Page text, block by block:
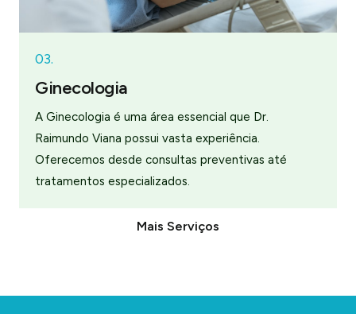
03.
Ginecologia
A Ginecologia é uma área essencial que Dr.
Raimundo Viana possui vasta experiência.
Oferecemos desde consultas preventivas até
tratamentos especializados.
Mais Serviços